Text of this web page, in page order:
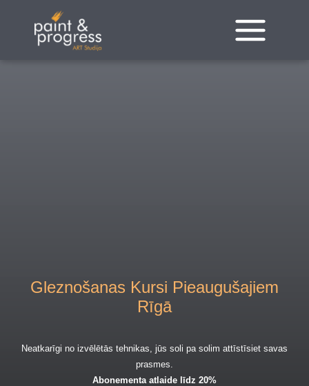
Gleznošanas Kursi Pieaugušajiem
Rīgā
Neatkarīgi no izvēlētās tehnikas, jūs soli pa solim attīstīsiet savas
prasmes.
Abonementa atlaide līdz 20%